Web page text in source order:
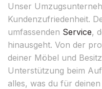
Unser
Kundenzufriedenheit.
umfassenden Service,
hinausgeht. Von der
deiner Möbel und
Unterstützung beim
alles, was du für